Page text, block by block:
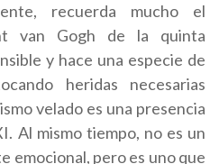
recuerda mucho el
van Gogh de la quinta
y hace una especie de
heridas necesarias
velado es una presencia
Al mismo tiempo, no es un
emocional, pero es uno que